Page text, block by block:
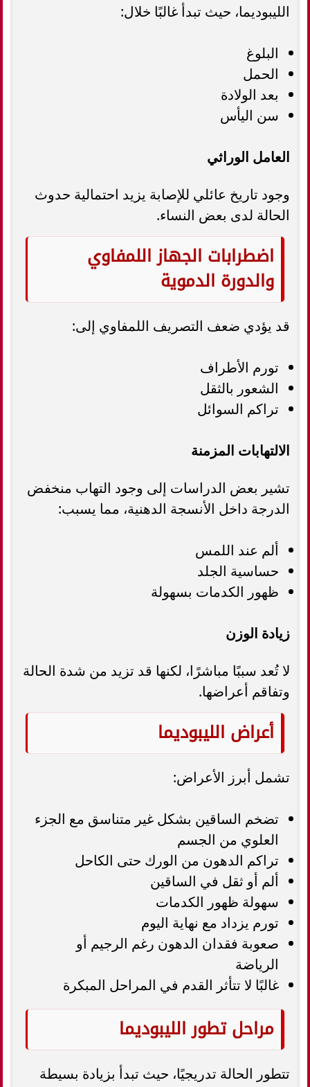
الليبوديما، حيث تبدأ غالبًا خلال:
البلوغ
الحمل
بعد الولادة
سن اليأس
العامل الوراثي
وجود تاريخ عائلي للإصابة يزيد احتمالية حدوث
الحالة لدى بعض النساء.
اضطرابات الجهاز اللمفاوي
والدورة الدموية
قد يؤدي ضعف التصريف اللمفاوي إلى:
تورم الأطراف
الشعور بالثقل
تراكم السوائل
الالتهابات المزمنة
تشير بعض الدراسات إلى وجود التهاب منخفض
الدرجة داخل الأنسجة الدهنية، مما يسبب:
ألم عند اللمس
حساسية الجلد
ظهور الكدمات بسهولة
زيادة الوزن
لا تُعد سببًا مباشرًا، لكنها قد تزيد من شدة الحالة
وتفاقم أعراضها.
أعراض الليبوديما
تشمل أبرز الأعراض:
تضخم الساقين بشكل غير متناسق مع الجزء
العلوي من الجسم
تراكم الدهون من الورك حتى الكاحل
ألم أو ثقل في الساقين
سهولة ظهور الكدمات
تورم يزداد مع نهاية اليوم
صعوبة فقدان الدهون رغم الرجيم أو
الرياضة
غالبًا لا تتأثر القدم في المراحل المبكرة
مراحل تطور الليبوديما
تتطور الحالة تدريجيًا، حيث تبدأ بزيادة بسيطة